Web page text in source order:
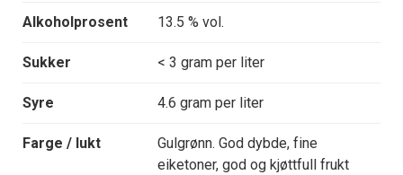
Alkoholprosent 13.5 % vol.
Sukker < 3 gram per liter
Syre 4.6 gram per liter
Farge / lukt
Gulgrønn. God dybde, fine
eiketoner, god og kjøttfull frukt